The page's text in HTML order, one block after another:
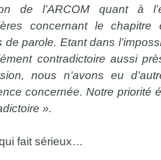
de l’ARCOM quant à
concernant le
de parole. Etant dans
contradictoire aussi
nous n’avons eu
concernée. Notre priorité
».
fait sérieux…